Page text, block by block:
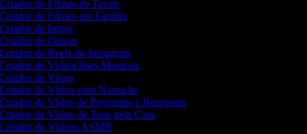
de Filmes de Terror
de Filmes em Família
de Intros
de Outros
de Reels do Instagram
de Videoclipes Musicais
de Vlogs
de Vídeo com Narração
de Vídeo de Perguntas e Respostas
de Vídeo de Tour pela Casa
de Vídeos ASMR